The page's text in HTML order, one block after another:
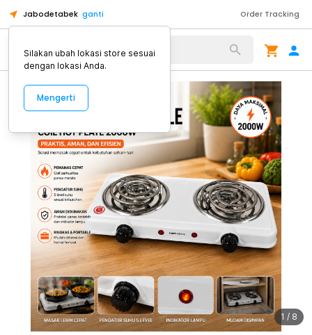
Jabodetabek ganti Order Tracking
Alat Kopi
1 / 8
Silakan ubah lokasi store sesuai
dengan lokasi Anda.
Mengerti